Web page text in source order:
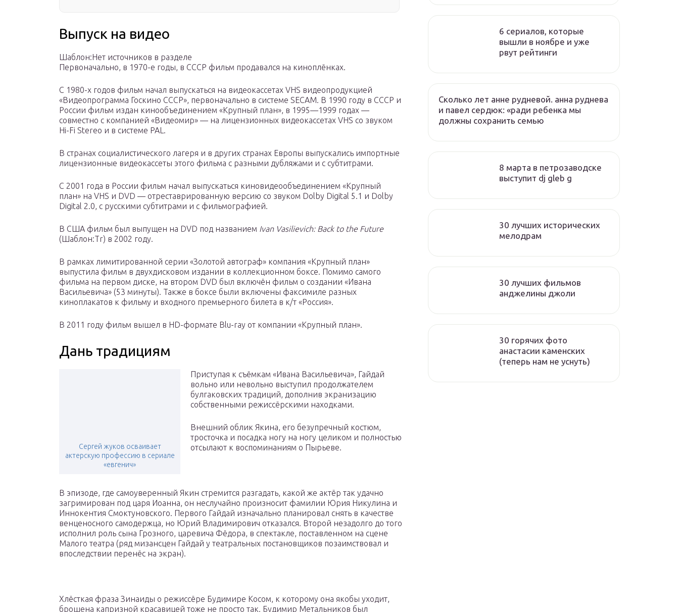
Выпуск на видео
Шаблон:Нет источников в разделе
Первоначально, в 1970-е годы, в СССР фильм продавался на киноплёнках.
С 1980-х годов фильм начал выпускаться на видеокассетах VHS видеопродукцией
«Видеопрограмма Госкино СССР», первоначально в системе SECAM. В 1990 году в СССР и
России фильм издан кинообъединением «Крупный план», в 1995—1999 годах —
совместно с компанией «Видеомир» — на лицензионных видеокассетах VHS со звуком
Hi-Fi Stereo и в системе PAL.
В странах социалистического лагеря и в других странах Европы выпускались импортные
лицензионные видеокассеты этого фильма с разными дубляжами и с субтитрами.
С 2001 года в России фильм начал выпускаться киновидеообъединением «Крупный
план» на VHS и DVD — отреставрированную версию со звуком Dolby Digital 5.1 и Dolby
Digital 2.0, с русскими субтитрами и с фильмографией.
В США фильм был выпущен на DVD под названием Ivan Vasilievich: Back to the Future
(Шаблон:Tr) в 2002 году.
В рамках лимитированной серии «Золотой автограф» компания «Крупный план»
выпустила фильм в двухдисковом издании в коллекционном боксе. Помимо самого
фильма на первом диске, на втором DVD был включён фильм о создании «Ивана
Васильевича» (53 минуты). Также в боксе были включены факсимиле разных
киноплакатов к фильму и входного премьерного билета в к/т «Россия».
В 2011 году фильм вышел в HD-формате Blu-ray от компании «Крупный план».
Дань традициям
Сергей жуков осваивает
актерскую профессию в сериале
«евгенич»
Приступая к съёмкам «Ивана Васильевича», Гайдай
вольно или невольно выступил продолжателем
булгаковских традиций, дополнив экранизацию
собственными режиссёрскими находками.
Внешний облик Якина, его безупречный костюм,
тросточка и посадка ногу на ногу целиком и полностью
отсылают к воспоминаниям о Пырьеве.
В эпизоде, где самоуверенный Якин стремится разгадать, какой же актёр так удачно
загримирован под царя Иоанна, он неслучайно произносит фамилии Юрия Никулина и
Иннокентия Смоктуновского. Первого Гайдай изначально планировал снять в качестве
венценосного самодержца, но Юрий Владимирович отказался. Второй незадолго до того
исполнил роль сына Грозного, царевича Фёдора, в спектакле, поставленном на сцене
Малого театра (ряд мизансцен Гайдай у театральных постановщиков позаимствовал и
впоследствии перенёс на экран).
Хлёсткая фраза Зинаиды о режиссёре Будимире Косом, к которому она якобы уходит,
брошена капризной красавицей тоже не просто так. Будимир Метальников был
6 сериалов, которые
вышли в ноябре и уже
рвут рейтинги
Сколько лет анне рудневой. анна руднева
и павел сердюк: «ради ребенка мы
должны сохранить семью
8 марта в петрозаводске
выступит dj gleb g
30 лучших исторических
мелодрам
30 лучших фильмов
анджелины джоли
30 горячих фото
анастасии каменских
(теперь нам не уснуть)